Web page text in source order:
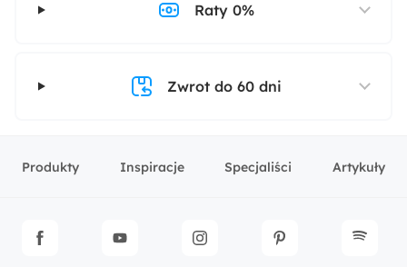
Raty 0%
Zwrot do 60 dni
Produkty Inspiracje Specjaliści Artykuły